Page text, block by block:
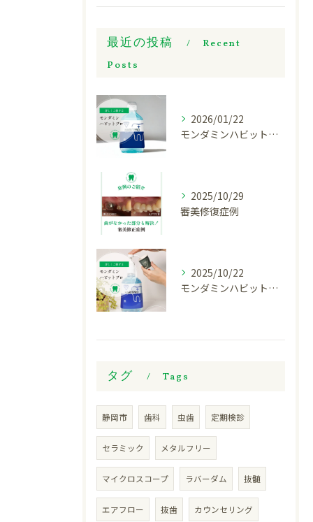
最近の投稿
Recent
Posts
2026/01/22
モンダミンハビットプロについてご紹介
2025/10/29
審美修復症例
2025/10/22
モンダミンハビットプロについて
タグ Tags
静岡市 歯科 虫歯 定期検診
セラミック メタルフリー
マイクロスコープ ラバーダム 抜髄
エアフロー 抜歯 カウンセリング